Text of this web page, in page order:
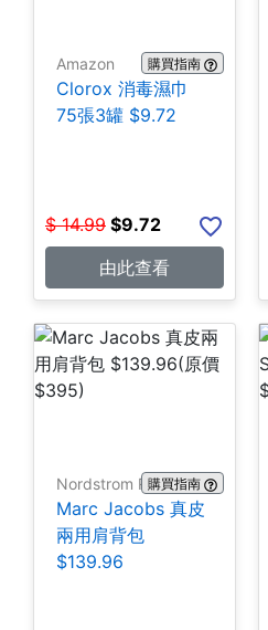
Amazon 購買指南
Clorox 消毒濕巾
75張3罐 $9.72
$ 14.99 $9.72
由此查看
Nordstrom Rack購買指南
Marc Jacobs 真皮
兩用肩背包
$139.96